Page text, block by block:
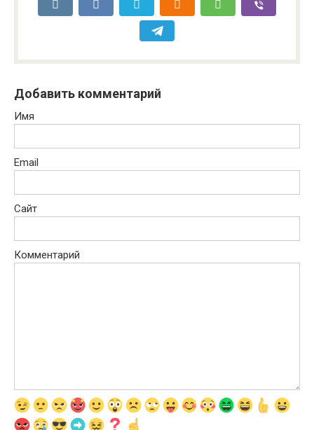
Добавить комментарий
Имя
Email
Сайт
Комментарий